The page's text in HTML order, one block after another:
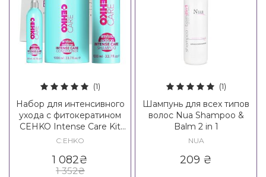
(1)
Набор для интенсивного
ухода с фитокератином
CEHKO Intense Care Kit
(BIG)
C:EHKO
1 082₴
1 352₴
(1)
Шампунь для всех типов
волос Nua Shampoo &
Balm 2 in 1
NUA
209 ₴